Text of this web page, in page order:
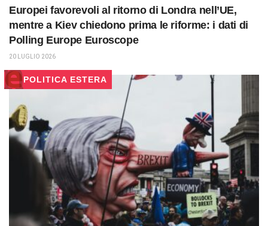
Europei favorevoli al ritorno di Londra nell’UE,
mentre a Kiev chiedono prima le riforme: i dati di
Polling Europe Euroscope
20 LUGLIO 2026
POLITICA ESTERA